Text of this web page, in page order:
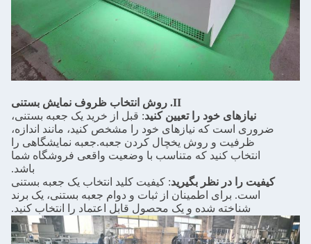
II. روش انتخاب ظروف نمایش بستنی
نیازهای خود را تعیین کنید: قبل از خرید یک جعبه بستنی،
ضروری است که نیازهای خود را مشخص کنید، مانند اندازه،
ظرفیت و روش یخچال کردن جعبه.جعبه نمایشگاهی را
انتخاب کنید که متناسب با وضعیت واقعی فروشگاه شما
باشد.
کیفیت را در نظر بگیرید: کیفیت کلید انتخاب یک جعبه بستنی
است. برای اطمینان از ثبات و دوام جعبه بستنی، یک برند
شناخته شده و یک محصول قابل اعتماد را انتخاب کنید.